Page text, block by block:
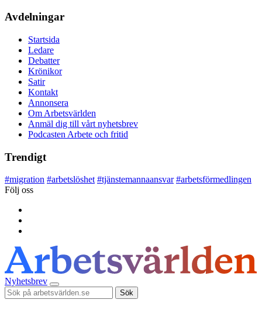
Avdelningar
Startsida
Ledare
Debatter
Krönikor
Satir
Kontakt
Annonsera
Om Arbetsvärlden
Anmäl dig till vårt nyhetsbrev
Podcasten Arbete och fritid
Trendigt
#migration #arbetslöshet #tjänstemannaansvar #arbetsförmedlingen
Följ oss
Nyhetsbrev
Sök